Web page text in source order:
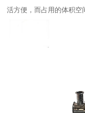
活方便，而占用的体积空